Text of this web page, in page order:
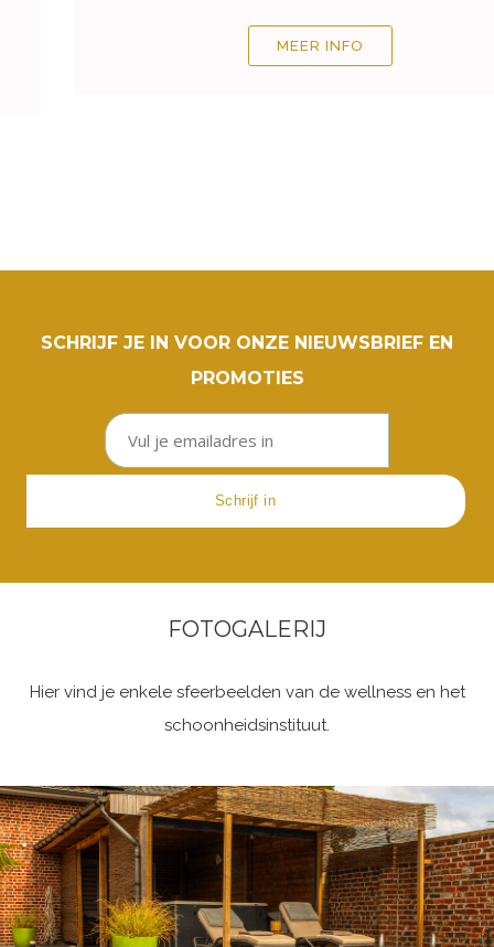
MEER INFO
SCHRIJF JE IN VOOR ONZE NIEUWSBRIEF EN
PROMOTIES
FOTOGALERIJ
Hier vind je enkele sfeerbeelden van de wellness en het
schoonheidsinstituut.